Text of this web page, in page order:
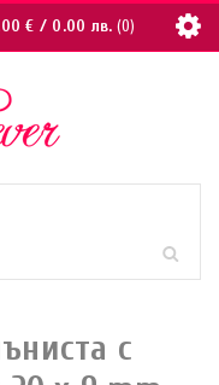
€ / 0.00 лв. 0
с